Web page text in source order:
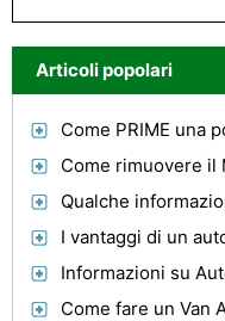
Articoli popolari
Come PRIME una
Come rimuovere il
Qualche
I vantaggi di un
Informazioni su
Come fare un Van